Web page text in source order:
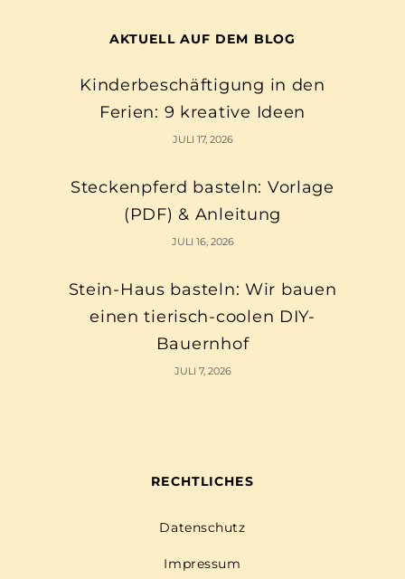
AKTUELL AUF DEM BLOG
Kinderbeschäftigung in den
Ferien: 9 kreative Ideen
JULI 17, 2026
Steckenpferd basteln: Vorlage
(PDF) & Anleitung
JULI 16, 2026
Stein-Haus basteln: Wir bauen
einen tierisch-coolen DIY-
Bauernhof
JULI 7, 2026
RECHTLICHES
Datenschutz
Impressum